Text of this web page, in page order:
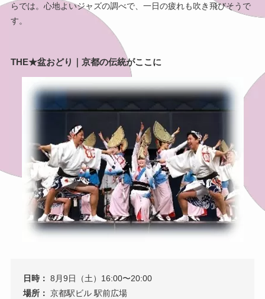
らでは。心地よいジャズの調べで、一日の疲れも吹き飛びそうで
す。
THE★盆おどり｜京都の伝統がここに
日時： 8月9日（土）16:00〜20:00
場所： 京都駅ビル 駅前広場